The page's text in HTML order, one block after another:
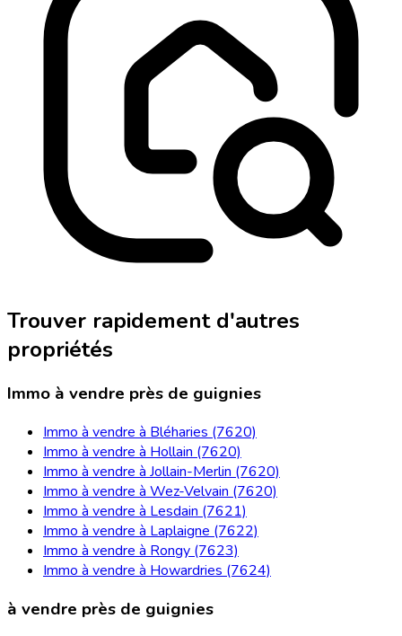
Trouver rapidement d'autres
propriétés
Immo à vendre près de guignies
Immo à vendre à Bléharies (7620)
Immo à vendre à Hollain (7620)
Immo à vendre à Jollain-Merlin (7620)
Immo à vendre à Wez-Velvain (7620)
Immo à vendre à Lesdain (7621)
Immo à vendre à Laplaigne (7622)
Immo à vendre à Rongy (7623)
Immo à vendre à Howardries (7624)
à vendre près de guignies